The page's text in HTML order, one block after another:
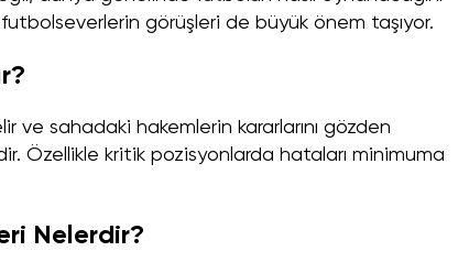
görüşleri de büyük önem taşıyor.
ve sahadaki hakemlerin kararlarını gözden
Özellikle kritik pozisyonlarda hataları minimuma
Nelerdir?